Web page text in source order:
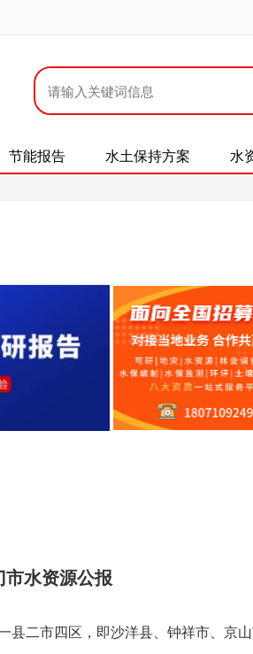
节能报告 水土保持方案 水
水资源公报
二市四区，即沙洋县、钟祥市、京